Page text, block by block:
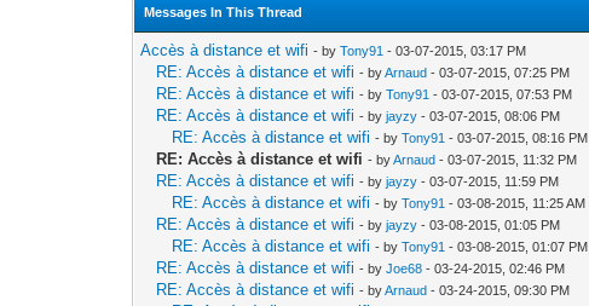
Messages In This Thread
Accès à distance et wifi - byTony91 - 03-07-2015, 03:17 PM
RE: Accès à distance et wifi - byArnaud - 03-07-2015, 07:25 PM
RE: Accès à distance et wifi - byTony91 - 03-07-2015, 07:53 PM
RE: Accès à distance et wifi - byjayzy - 03-07-2015, 08:06 PM
RE: Accès à distance et wifi - byTony91 - 03-07-2015, 08:16 PM
RE: Accès à distance et wifi - byArnaud - 03-07-2015, 11:32 PM
RE: Accès à distance et wifi - byjayzy - 03-07-2015, 11:59 PM
RE: Accès à distance et wifi - byTony91 - 03-08-2015, 11:25 AM
RE: Accès à distance et wifi - byjayzy - 03-08-2015, 01:05 PM
RE: Accès à distance et wifi - byTony91 - 03-08-2015, 01:07 PM
RE: Accès à distance et wifi - byJoe68 - 03-24-2015, 02:46 PM
RE: Accès à distance et wifi - byArnaud - 03-24-2015, 09:30 PM